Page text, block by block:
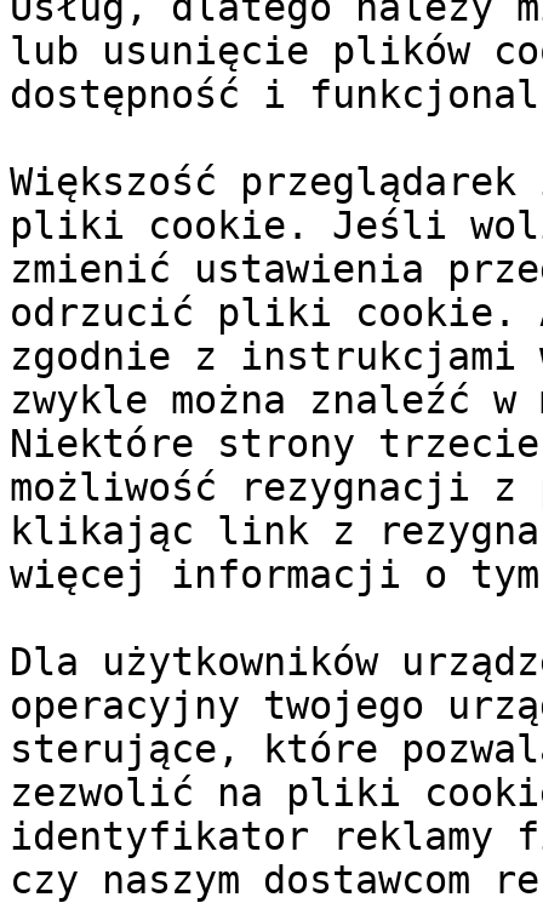
lub usunięcie plików
dostępność i
Większość
pliki cookie. Jeśli
zmienić ustawienia
odrzucić pliki cookie.
zgodnie z instrukcjami
zwykle można znaleźć w
Niektóre strony trzecie
możliwość rezygnacji z
klikając link z
więcej informacji o
Dla użytkowników
operacyjny twojego
sterujące, które
zezwolić na pliki
identyfikator reklamy
czy naszym dostawcom